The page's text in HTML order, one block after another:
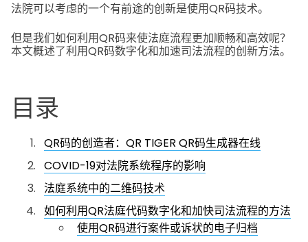
法院可以考虑的一个有前途的创新是使用QR码技术。
但是我们如何利用QR码来使法庭流程更加顺畅和高效呢？
本文概述了利用QR码数字化和加速司法流程的创新方法。
目录
QR码的创造者：QR TIGER QR码生成器在线
COVID-19对法院系统程序的影响
法庭系统中的二维码技术
如何利用QR法庭代码数字化和加快司法流程的方法
使用QR码进行案件或诉状的电子归档